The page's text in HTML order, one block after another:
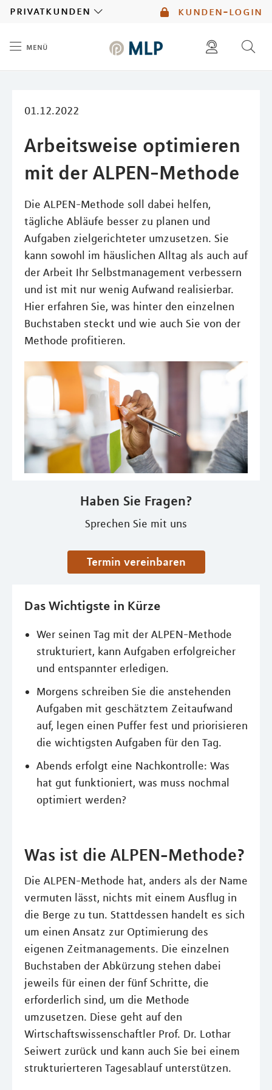
kunden-login
privatkunden
menü
01.12.2022
Arbeitsweise optimieren
mit der ALPEN-Methode
Die ALPEN-Methode soll dabei helfen,
tägliche Abläufe besser zu planen und
Aufgaben zielgerichteter umzusetzen. Sie
kann sowohl im häuslichen Alltag als auch auf
der Arbeit Ihr Selbstmanagement verbessern
und ist mit nur wenig Aufwand realisierbar.
Hier erfahren Sie, was hinter den einzelnen
Buchstaben steckt und wie auch Sie von der
Methode profitieren.
Haben Sie Fragen?
Sprechen Sie mit uns
Termin vereinbaren
Das Wichtigste in Kürze
Wer seinen Tag mit der ALPEN-Methode
strukturiert, kann Aufgaben erfolgreicher
und entspannter erledigen.
Morgens schreiben Sie die anstehenden
Aufgaben mit geschätztem Zeitaufwand
auf, legen einen Puffer fest und priorisieren
die wichtigsten Aufgaben für den Tag.
Abends erfolgt eine Nachkontrolle: Was
hat gut funktioniert, was muss nochmal
optimiert werden?
Was ist die ALPEN-Methode?
Die ALPEN-Methode hat, anders als der Name
vermuten lässt, nichts mit einem Ausflug in
die Berge zu tun. Stattdessen handelt es sich
um einen Ansatz zur Optimierung des
eigenen Zeitmanagements. Die einzelnen
Buchstaben der Abkürzung stehen dabei
jeweils für einen der fünf Schritte, die
erforderlich sind, um die Methode
umzusetzen. Diese geht auf den
Wirtschaftswissenschaftler Prof. Dr. Lothar
Seiwert zurück und kann auch Sie bei einem
strukturierteren Tagesablauf unterstützen.